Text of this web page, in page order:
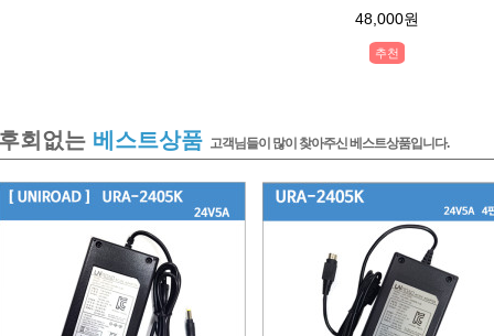
48,000원
추천
회없는 베스트상품 고객님들이 많이 찾아주신 베스트상품입니다.